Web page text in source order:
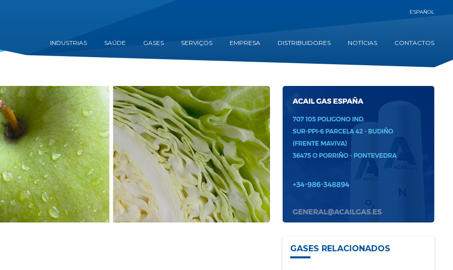
ESPAÑOL
INDUSTRIAS SAÚDE GASES SERVIÇOS EMPRESA DISTRIBUIDORES NOTÍCIAS CONTACTOS
GASES RELACIONADOS